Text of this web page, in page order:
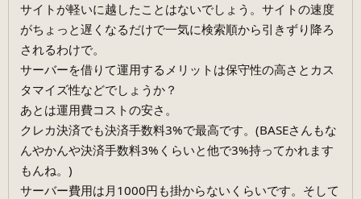
サイトが軽いに越したことはないでしょう。サイトの速度
がちょっと遅くなるだけで一気に検索順から引きずり降ろ
されるわけで。
サーバーを借りて運用するメリットは保守性の高さとカス
タマイズ性などでしょうか？
あとは運用費コストの安さ。
クレカ決済でも決済手数料3%で最高です。(BASEさんもな
んやかんや決済手数料3%くらいと他で3%持ってかれます
もんね。)
サーバー費用は月1000円も掛からないくらいです。そして